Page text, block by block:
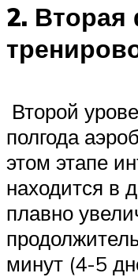
2. Вторая
Второй
полгода
этом этапе
находится в
плавно
минут (4-5